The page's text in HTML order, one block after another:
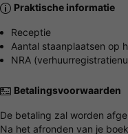
Praktische informatie
Receptie
Aantal staanplaatsen op
NRA
Betalingsvoorwaarden
De betaling zal worden
Na het afronden van je